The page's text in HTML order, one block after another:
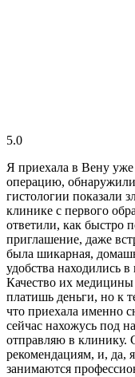
5.0
Я приехала в Вену уже
операцию,
гистологии показали
клинике с первого
ответили, как быстро
приглашение, даже
была шикарная,
удобства находились
Качество их медицины
платишь деньги, но к
что приехала именно
сейчас нахожусь под
отправляю в клинику.
рекомендациям, и, да,
занимаются